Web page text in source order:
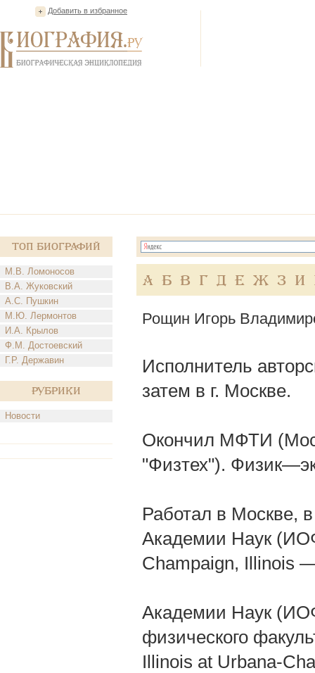
Добавить в избранное
Топ Биографий
М.В. Ломоносов
В.А. Жуковский
А.С. Пушкин
М.Ю. Лермонтов
И.А. Крылов
Ф.М. Достоевский
Г.Р. Державин
Рубрики
Новости
А Б В Г Д Е Ж З И
Рощин Игорь
Исполнитель
затем в г. Москве.
Окончил МФТИ
"Физтех").
Работал в Москве,
Академии Наук
Champaign, Illinois
Академии Наук
физического
Illinois at Urbana-